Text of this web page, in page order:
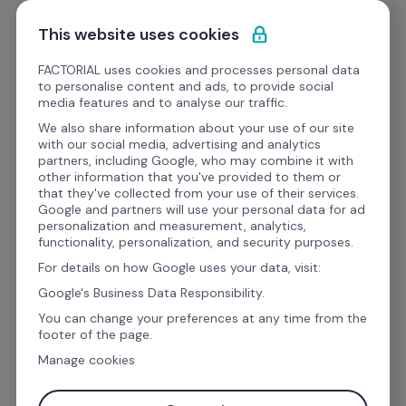
Ir al contenido
Empieza gratis
Formato
Finanzas y Legal
Plantilla contrato de
trabajo indefinido word
personalizable
Descarga GRATIS la plantilla contrato de
trabajo indefinido word. Si estás por incorporar
This website uses cookies
FACTORIAL uses cookies and processes personal data
to personalise content and ads, to provide social
media features and to analyse our traffic.
We also share information about your use of our site
with our social media, advertising and analytics
partners, including Google, who may combine it with
other information that you've provided to them or
that they've collected from your use of their services.
Google and partners will use your personal data for ad
personalization and measurement, analytics,
functionality, personalization, and security purposes.
For details on how Google uses your data, visit:
Google's Business Data Responsibility.
You can change your preferences at any time from the
footer of the page.
Manage cookies